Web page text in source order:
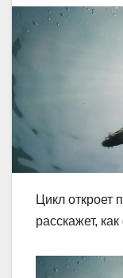
Цикл откроет
расскажет,